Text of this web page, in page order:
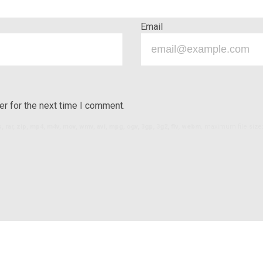
Email
for the next time I comment.